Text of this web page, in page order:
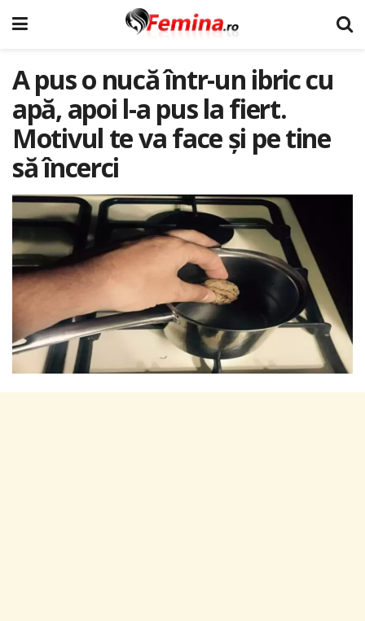
A pus o nucă într-un ibric cu
apă, apoi l-a pus la fiert.
Motivul te va face și pe tine
să încerci